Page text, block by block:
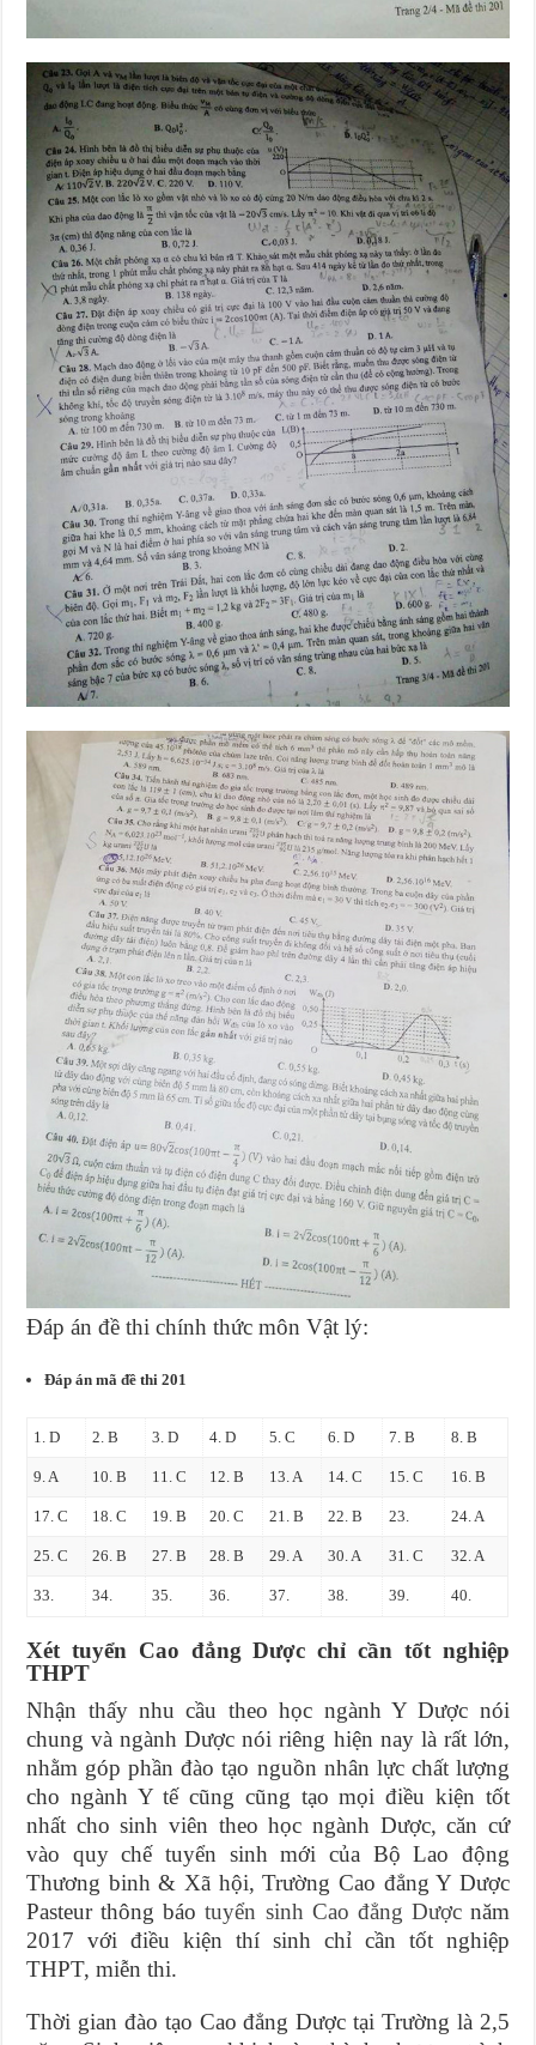
Đáp án đề thi chính thức môn Vật lý:
Đáp án mã đề thi 201
1. D 2. B 3. D 4. D 5. C 6. D 7. B 8. B
9. A 10. B 11. C 12. B 13. A 14. C 15. C 16. B
17. C 18. C 19. B 20. C 21. B 22. B 23. 24. A
25. C 26. B 27. B 28. B 29. A 30. A 31. C 32. A
33. 34. 35. 36. 37. 38. 39. 40.
Xét tuyển Cao đẳng Dược chỉ cần tốt nghiệp
THPT
Nhận thấy nhu cầu theo học ngành Y Dược nói
chung và ngành Dược nói riêng hiện nay là rất lớn,
nhằm góp phần đào tạo nguồn nhân lực chất lượng
cho ngành Y tế cũng cũng tạo mọi điều kiện tốt
nhất cho sinh viên theo học ngành Dược, căn cứ
vào quy chế tuyển sinh mới của Bộ Lao động
Thương binh & Xã hội, Trường Cao đẳng Y Dược
Pasteur thông báotuyển sinh Cao đẳng Dược năm
2017 với điều kiện thí sinh chỉ cần tốt nghiệp
THPT, miễn thi.
Thời gian đào tạo Cao đẳng Dược tại Trường là 2,5